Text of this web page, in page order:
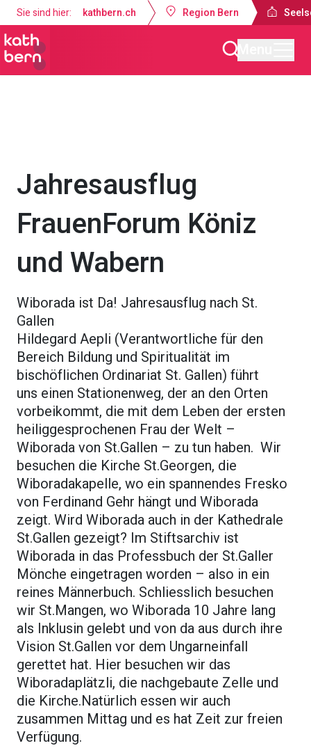
Sie sind hier: kathbern.ch Region Bern
Jahresausflug
FrauenForum Köniz
und Wabern
Wiborada ist Da! Jahresausflug nach St.
Gallen
Hildegard Aepli (Verantwortliche für den
Bereich Bildung und Spiritualität im
bischöflichen Ordinariat St. Gallen) führt
uns einen Stationenweg, der an den Orten
vorbeikommt, die mit dem Leben der ersten
heiliggesprochenen Frau der Welt –
Wiborada von St.Gallen – zu tun haben. Wir
besuchen die Kirche St.Georgen, die
Wiboradakapelle, wo ein spannendes Fresko
von Ferdinand Gehr hängt und Wiborada
zeigt. Wird Wiborada auch in der Kathedrale
St.Gallen gezeigt? Im Stiftsarchiv ist
Wiborada in das Professbuch der St.Galler
Mönche eingetragen worden – also in ein
reines Männerbuch. Schliesslich besuchen
wir St.Mangen, wo Wiborada 10 Jahre lang
als Inklusin gelebt und von da aus durch ihre
Vision St.Gallen vor dem Ungarneinfall
gerettet hat. Hier besuchen wir das
Wiboradaplätzli, die nachgebaute Zelle und
die Kirche.Natürlich essen wir auch
zusammen Mittag und es hat Zeit zur freien
Verfügung.